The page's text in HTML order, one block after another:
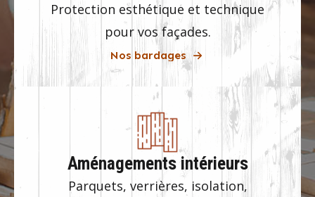
Protection esthétique et technique
pour vos façades.
Nos bardages
Aménagements intérieurs
Parquets, verrières, isolation,